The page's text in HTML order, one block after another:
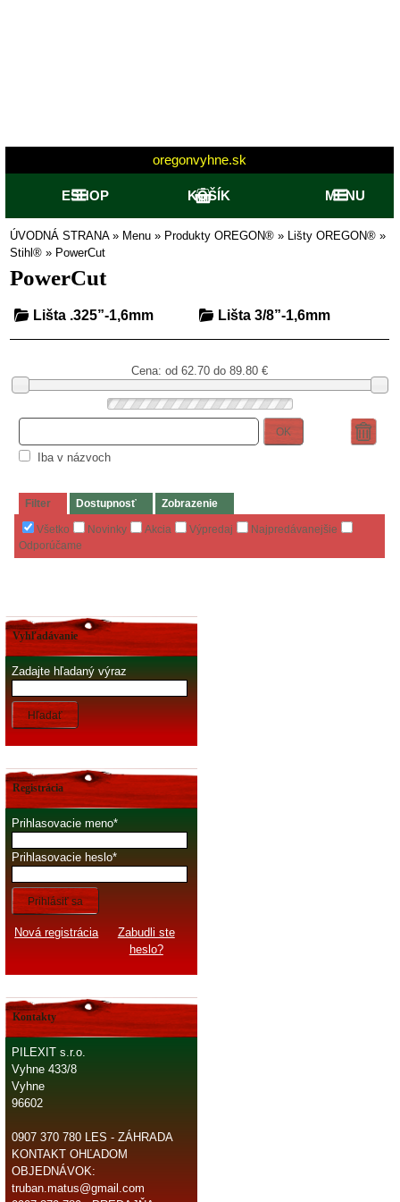
oregonvyhne.sk
ESHOP KOŠÍK MENU
ÚVODNÁ STRANA» Menu » Produkty OREGON® » Lišty OREGON® »
Stihl® » PowerCut
PowerCut
Lišta .325”-1,6mm Lišta 3/8”-1,6mm
Cena: od 62.70 do 89.80€
OK
Iba v názvoch
Filter Dostupnosť Zobrazenie
Všetko Novinky Akcia Výpredaj
Najpredávanejšie
Odporúčame
Vyhľadávanie
Zadajte hľadaný výraz
Hľadať
Registrácia
Prihlasovacie meno
Prihlasovacie heslo
Prihlásiť sa
Nová registrácia
Zabudli ste
heslo?
Kontakty
PILEXIT s.r.o.
Vyhne 433/8
Vyhne
96602
0907 370 780 LES - ZÁHRADA
KONTAKT OHĽADOM
OBJEDNÁVOK:
truban.matus@gmail.com